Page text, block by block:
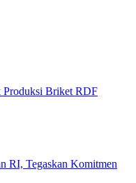
Produksi Briket RDF
RI, Tegaskan Komitmen